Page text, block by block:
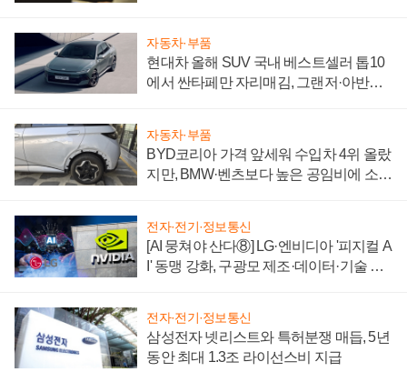
자동차·부품
현대차 올해 SUV 국내 베스트셀러 톱10
에서 싼타페만 자리매김, 그랜저·아반떼
자동차·부품
BYD코리아 가격 앞세워 수입차 4위 올랐
지만, BMW·벤츠보다 높은 공임비에 소비
전자·전기·정보통신
[AI 뭉쳐야 산다⑧] LG·엔비디아 '피지컬 A
I' 동맹 강화, 구광모 제조·데이터·기술 결
전자·전기·정보통신
삼성전자 넷리스트와 특허분쟁 매듭, 5년
동안 최대 1.3조 라이선스비 지급